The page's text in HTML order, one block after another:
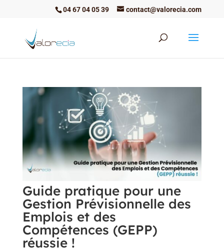
04 67 04 05 39 contact@valorecia.com
Guide pratique pour une
Gestion Prévisionnelle des
Emplois et des
Compétences (GEPP)
réussie !